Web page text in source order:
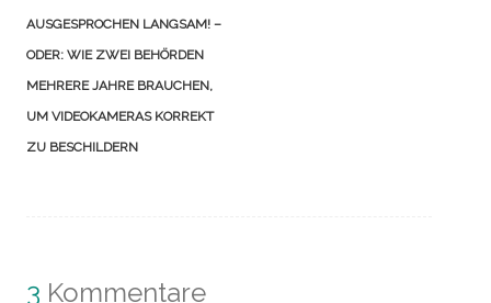
AUSGESPROCHEN LANGSAM! –
ODER: WIE ZWEI BEHÖRDEN
MEHRERE JAHRE BRAUCHEN,
UM VIDEOKAMERAS KORREKT
ZU BESCHILDERN
3 Kommentare